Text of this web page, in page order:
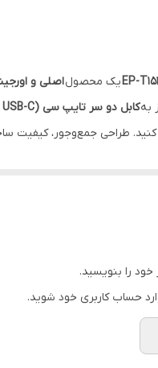
یک محصولاصلی و
بهکابل دو سر تایپ سی (USB-C به USB-C)
کنید. طراحی جمع‌وجور، کیفیت
را بنویسید.
حساب کاربری خود شوید.